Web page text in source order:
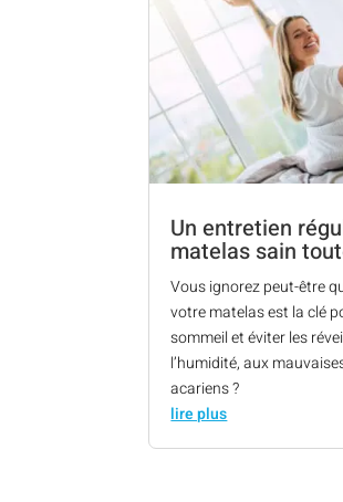
Un entretien
matelas sain
Vous ignorez peut-être
votre matelas est la clé
sommeil et éviter les
l’humidité, aux
acariens ?
lire plus